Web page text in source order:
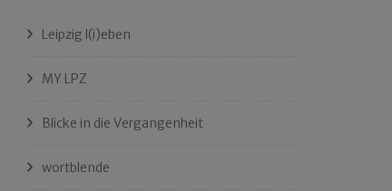
Leipzig l(i)eben
MY LPZ
Blicke in die Vergangenheit
wortblende